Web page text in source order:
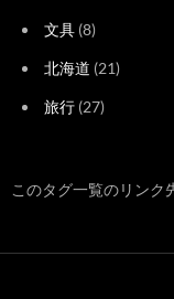
文具 (8)
北海道 (21)
旅行 (27)
このタグ一覧のリンク